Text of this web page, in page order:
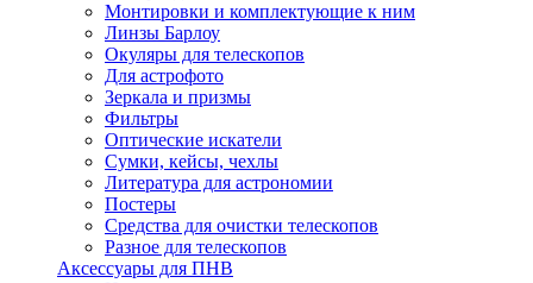
Монтировки и комплектующие к ним
Линзы Барлоу
Окуляры для телескопов
Для астрофото
Зеркала и призмы
Фильтры
Оптические искатели
Сумки, кейсы, чехлы
Литература для астрономии
Постеры
Средства для очистки телескопов
Разное для телескопов
Аксессуары для ПНВ